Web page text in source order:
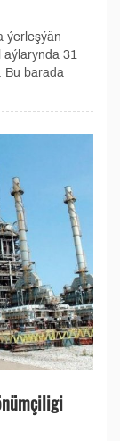
ýerleşýän
31
Bu barada